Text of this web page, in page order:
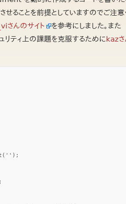
ることを前提としていますのでご注意
さんのサイト
を参考にしました。また
ィ上の課題を克服するためにkaz